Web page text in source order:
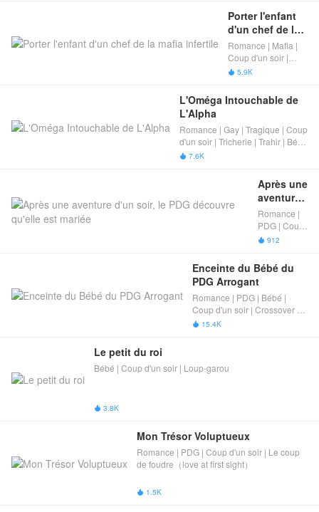
Porter l'enfant
d'un chef de la
mafia infertile
Romance | Mafia |
Coup d'un soir |
Crossover de classe
Bébé Mignon​
 5.9K
L'Oméga Intouchable de
L'Alpha
Romance | Gay | Tragique | Coup
d'un soir | Tricherie | Trahir | Bébé
Mignon​ | Mère/​​Père célibataire​
 7.6K
Après une
aventure
d'un soir,
le PDG
découvre
mariée
Romance |
PDG | Coup
d'un soir | Le
foudre（love
at first
sight） |
Trahir |
Crossover
 912
Enceinte du Bébé du
PDG Arrogant
Romance | PDG | Bébé |
Coup d'un soir | Crossover de
classe
 15.4K
Le petit du roi
Bébé | Coup d'un soir | Loup-garou
 3.8K
Mon Trésor Voluptueux
Romance | PDG | Coup d'un soir | Le coup
de foudre（love at first sight）
 1.5K